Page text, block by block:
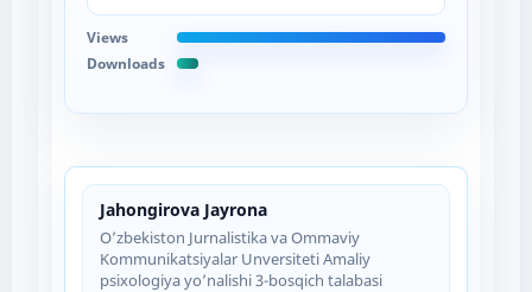
Jahongirova Jayrona
O’zbekiston Jurnalistika va Ommaviy
Kommunikatsiyalar Unversiteti Amaliy
psixologiya yo’nalishi 3-bosqich talabasi
Views
Downloads